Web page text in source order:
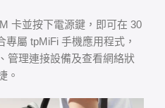
卡並按下電源鍵，即可在 30
屬 tpMiFi 手機應用程式，
管理連接設備及查看網絡狀
。